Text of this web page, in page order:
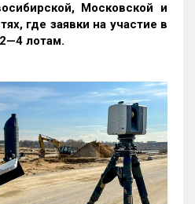
Московской и
где заявки на участие в
лотам.